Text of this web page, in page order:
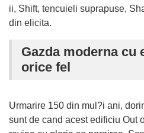
ii, Shift, tencuieli suprapuse,
din elicita.
Gazda moderna cu
orice fel
Urmarire 150 din mul?i ani,
sunt de cand acest edificiu Out